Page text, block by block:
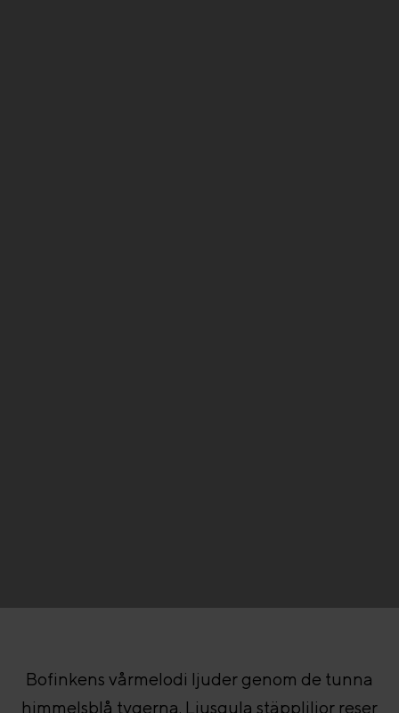
Bofinkens vårmelodi ljuder genom de tunna
himmelsblå tygerna. Ljusgula stäppliljor reser